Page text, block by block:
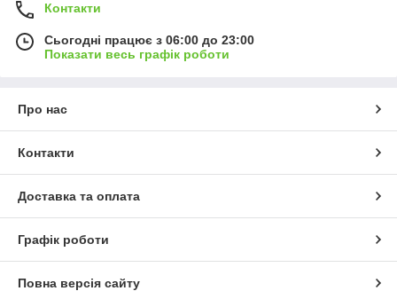
Контакти
Сьогодні працює з 06:00 до 23:00
Показати весь графік роботи
Про нас
Контакти
Доставка та оплата
Графік роботи
Повна версія сайту